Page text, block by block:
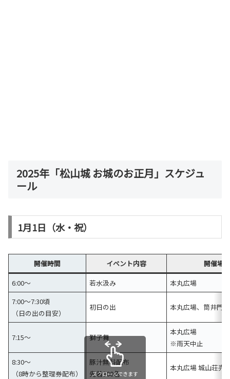
2025年「松山城 お城のお正月」スケジュ
ール
1月1日（水・祝）
開催時間 イベント内容
開催場所
6:00～
若水汲み
本丸広場
7:00～7:30頃
（日の出の目安）
初日の出 本丸広場、筒井門
7:15～ 獅子舞
本丸広場
※雨天中止
8:30～
（8時から整理券配布）
豚汁無料配布
先着300名
本丸広場 城山荘売
スクロールできます